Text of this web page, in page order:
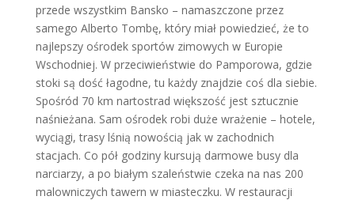
przede wszystkim Bansko – namaszczone przez
samego Alberto Tombę, który miał powiedzieć, że to
najlepszy ośrodek sportów zimowych w Europie
Wschodniej. W przeciwieństwie do Pamporowa, gdzie
stoki są dość łagodne, tu każdy znajdzie coś dla siebie.
Spośród 70 km nartostrad większość jest sztucznie
naśnieżana. Sam ośrodek robi duże wrażenie – hotele,
wyciągi, trasy lśnią nowością jak w zachodnich
stacjach. Co pół godziny kursują darmowe busy dla
narciarzy, a po białym szaleństwie czeka na nas 200
malowniczych tawern w miasteczku. W restauracji